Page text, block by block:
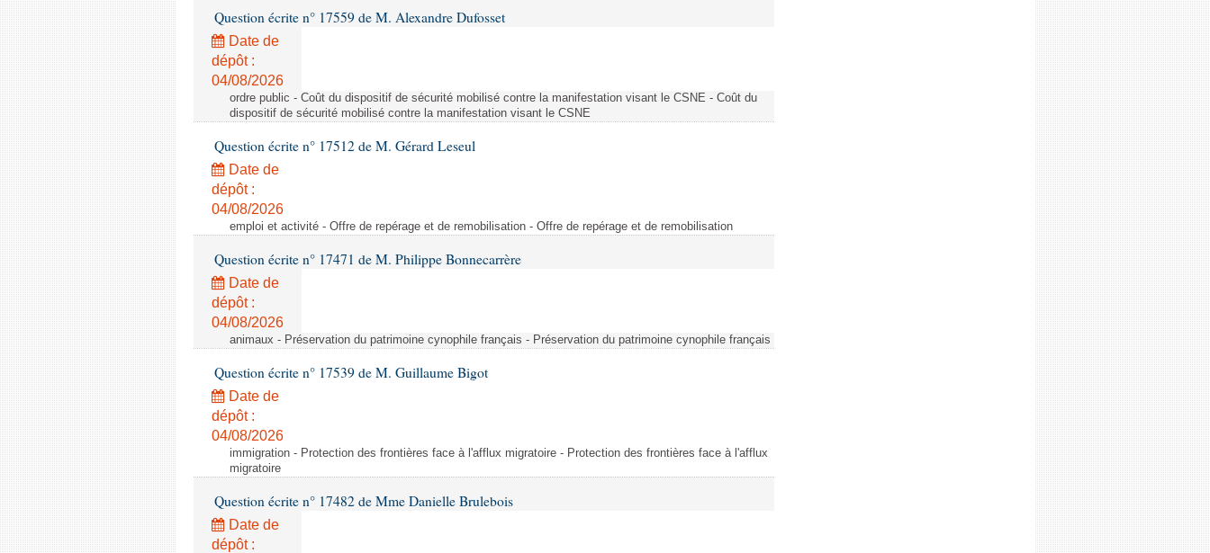
Question écrite n° 17559 de M. Alexandre Dufosset
Date de
dépôt :
04/08/2026
ordre public - Coût du dispositif de sécurité mobilisé contre la manifestation visant le CSNE - Coût du
dispositif de sécurité mobilisé contre la manifestation visant le CSNE
Question écrite n° 17512 de M. Gérard Leseul
Date de
dépôt :
04/08/2026
emploi et activité - Offre de repérage et de remobilisation - Offre de repérage et de remobilisation
Question écrite n° 17471 de M. Philippe Bonnecarrère
Date de
dépôt :
04/08/2026
animaux - Préservation du patrimoine cynophile français - Préservation du patrimoine cynophile français
Question écrite n° 17539 de M. Guillaume Bigot
Date de
dépôt :
04/08/2026
immigration - Protection des frontières face à l'afflux migratoire - Protection des frontières face à l'afflux
migratoire
Question écrite n° 17482 de Mme Danielle Brulebois
Date de
dépôt :